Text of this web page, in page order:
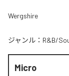
Wergshire
ジャンル： R&B/
Micro